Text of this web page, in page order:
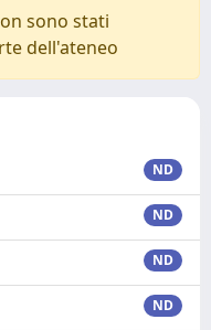
sono stati
dell'ateneo
ND
ND
ND
ND